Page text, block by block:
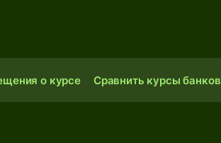
о курсе Сравнить курсы банков